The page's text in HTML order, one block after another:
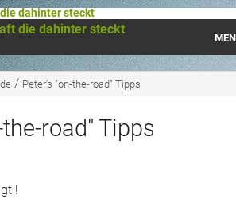
dahinter steckt
die dahinter steckt
/ Peter's "on-the-road" Tipps
the-road" Tipps
!